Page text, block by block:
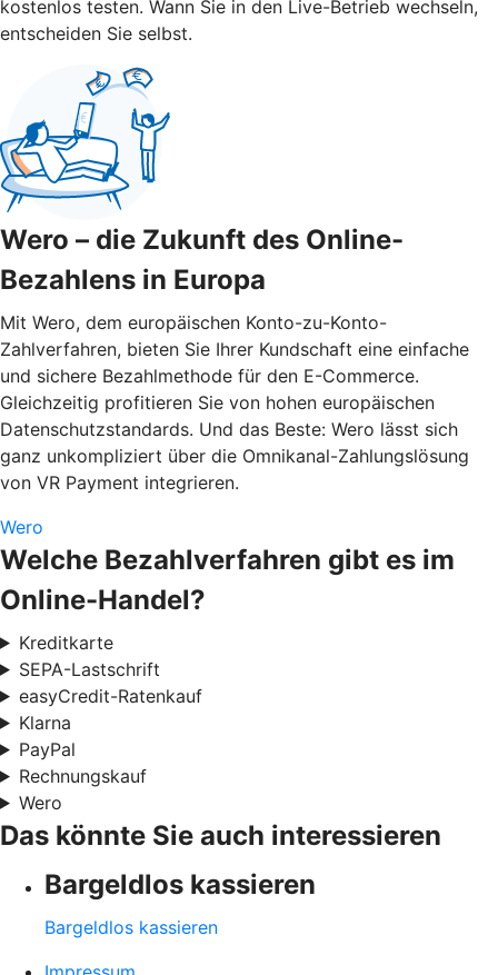
kostenlos testen. Wann Sie in den Live-Betrieb wechseln,
entscheiden Sie selbst.
Wero – die Zukunft des Online-
Bezahlens in Europa
Mit Wero, dem europäischen Konto-zu-Konto-
Zahlverfahren, bieten Sie Ihrer Kundschaft eine einfache
und sichere Bezahlmethode für den E-Commerce.
Gleichzeitig profitieren Sie von hohen europäischen
Datenschutzstandards. Und das Beste: Wero lässt sich
ganz unkompliziert über die Omnikanal-Zahlungslösung
von VR Payment integrieren.
Wero
Welche Bezahlverfahren gibt es im
Online-Handel?
Kreditkarte
SEPA-Lastschrift
easyCredit-Ratenkauf
Klarna
PayPal
Rechnungskauf
Wero
Das könnte Sie auch interessieren
Bargeldlos kassieren
Bargeldlos kassieren